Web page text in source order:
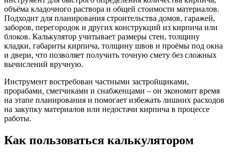
объёма кладочного раствора и общей стоимости материалов.
Подходит для планирования строительства домов, гаражей,
заборов, перегородок и других конструкций из кирпича или
блоков. Калькулятор учитывает размеры стен, толщину
кладки, габариты кирпича, толщину швов и проёмы под окна
и двери, что позволяет получить точную смету без сложных
вычислений вручную.
Инструмент востребован частными застройщиками,
прорабами, сметчиками и снабженцами – он экономит время
на этапе планирования и помогает избежать лишних расходов
на закупку материалов или недостачи кирпича в процессе
работы.
Как пользоваться калькулятором